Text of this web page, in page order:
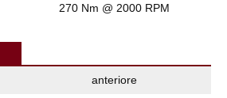
270 Nm @ 2000 RPM
anteriore